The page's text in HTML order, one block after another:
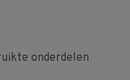
onderdelen